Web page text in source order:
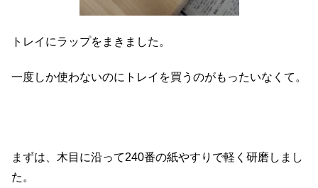
トレイにラップをまきました。
一度しか使わないのにトレイを買うのがもったいなくて。
まずは、木目に沿って240番の紙やすりで軽く研磨しまし
た。